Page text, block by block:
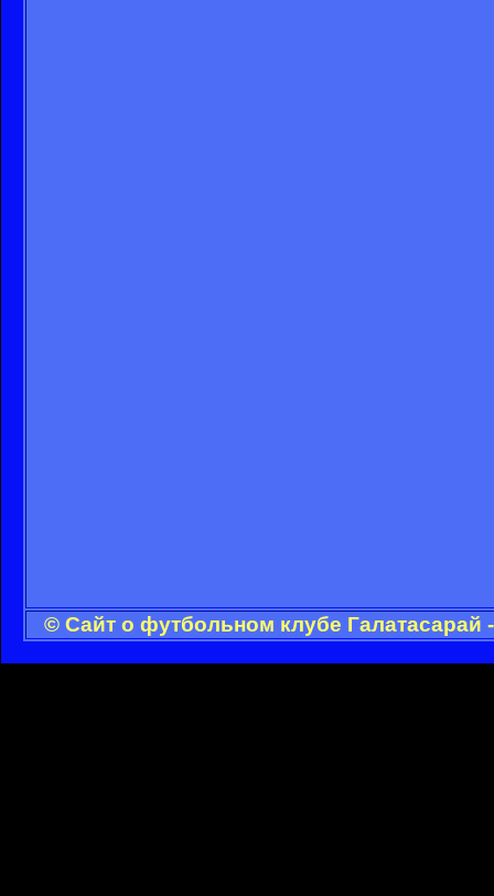
© Сайт о футбольном клубе